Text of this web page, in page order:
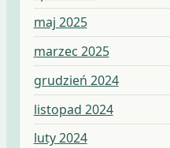
maj 2025
marzec 2025
grudzień 2024
listopad 2024
luty 2024